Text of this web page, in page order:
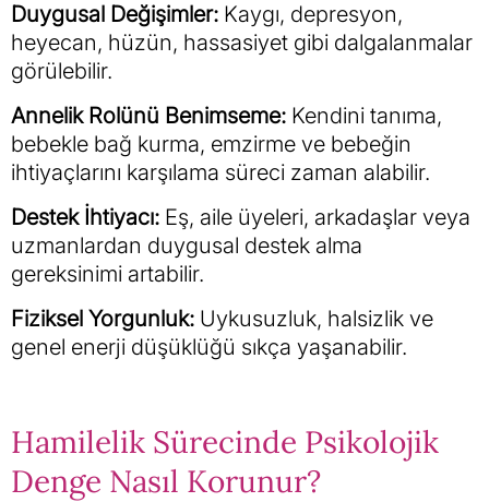
Duygusal Değişimler: Kaygı, depresyon,
heyecan, hüzün, hassasiyet gibi dalgalanmalar
görülebilir.
Annelik Rolünü Benimseme: Kendini tanıma,
bebekle bağ kurma, emzirme ve bebeğin
ihtiyaçlarını karşılama süreci zaman alabilir.
Destek İhtiyacı: Eş, aile üyeleri, arkadaşlar veya
uzmanlardan duygusal destek alma
gereksinimi artabilir.
Fiziksel Yorgunluk: Uykusuzluk, halsizlik ve
genel enerji düşüklüğü sıkça yaşanabilir.
Hamilelik Sürecinde Psikolojik
Denge Nasıl Korunur?